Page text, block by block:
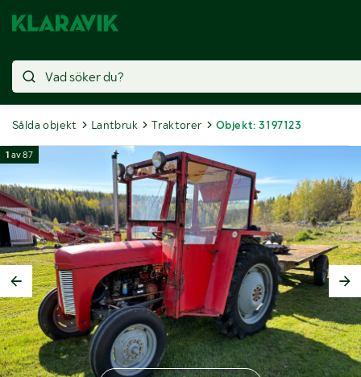
Sålda objekt Lantbruk Traktorer Objekt: 3197123
1 av87